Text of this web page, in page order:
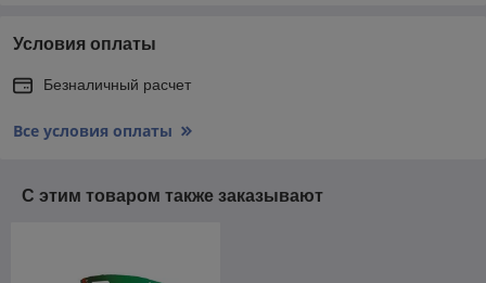
Условия оплаты
Безналичный расчет
Все условия оплаты
С этим товаром также заказывают